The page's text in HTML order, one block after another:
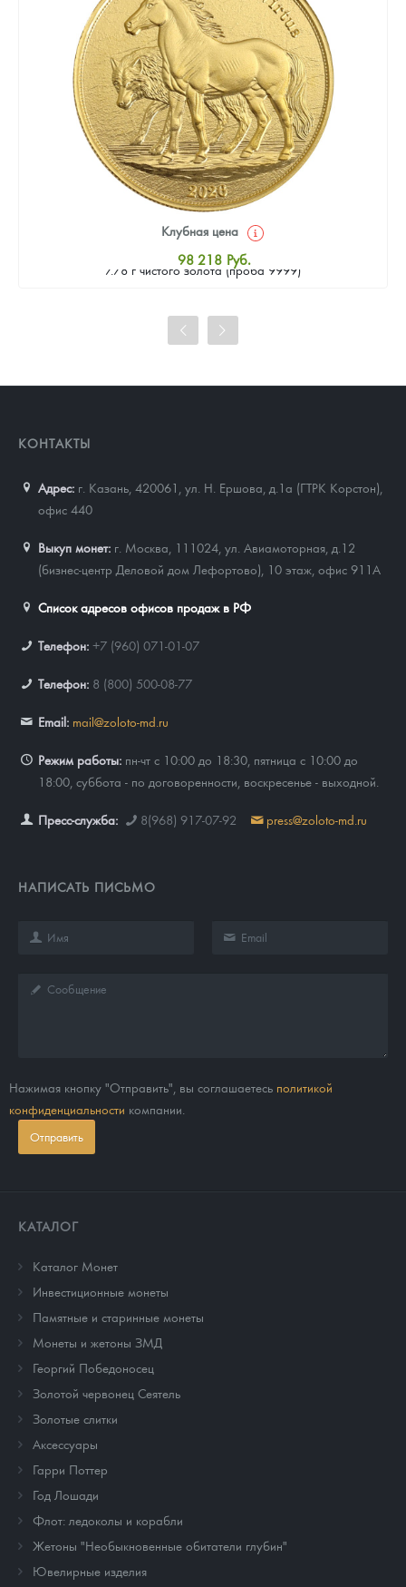
7.78 г чистого золота (проба 9999)
Клубная цена
98 218 Руб.
Стандартная цена
Цена выкупа
КОНТАКТЫ
Адрес: г. Казань, 420061 ул. Н. Ершова, д.1а (ГТРК Корстон),
офис 440
Выкуп монет: г. Москва, 111024, ул. Авиамоторная, д.12
(бизнес-центр Деловой дом Лефортово), 10 этаж, офис 911А
Список адресов офисов продаж в РФ
Телефон: +7 (960) 071-01-07
Телефон: 8 (800) 500-08-77
Email: mail@zoloto-md.ru
Режим работы: пн-чт с 10:00 до 18:30, пятница с 10:00 до
18:00, суббота - по договоренности, воскресенье - выходной.
Пресс-служба: 8(968) 917-07-92 press@zoloto-md.ru
НАПИСАТЬ ПИСЬМО
Нажимая кнопку "Отправить", вы соглашаетесь политикой
конфиденциальности компании.
Отправить
КАТАЛОГ
Каталог Монет
Инвестиционные монеты
Памятные и старинные монеты
Монеты и жетоны ЗМД
Георгий Победоносец
Золотой червонец Сеятель
Золотые слитки
Аксессуары
Гарри Поттер
Год Лошади
Флот: ледоколы и корабли
Жетоны "Необыкновенные обитатели глубин"
Ювелирные изделия